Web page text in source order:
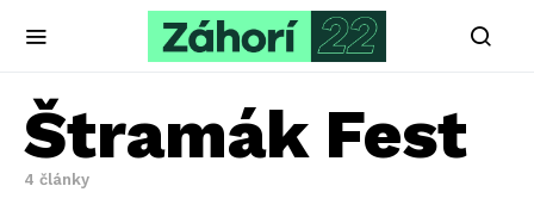
Štramák Fest
4 články